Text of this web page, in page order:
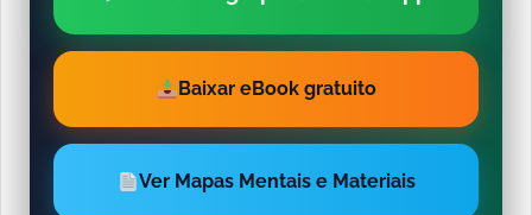
Baixar eBook gratuito
Ver Mapas Mentais e Materiais